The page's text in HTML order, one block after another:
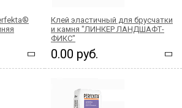
Клей эластичный для брусчатки
и камня "ЛИНКЕР ЛАНДШАФТ-
ФИКС"
0.00 руб.